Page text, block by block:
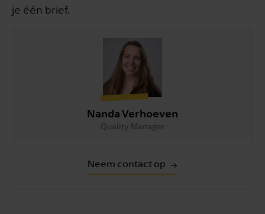
je één brief.
Nanda Verhoeven
Quality Manager
Neem contact op